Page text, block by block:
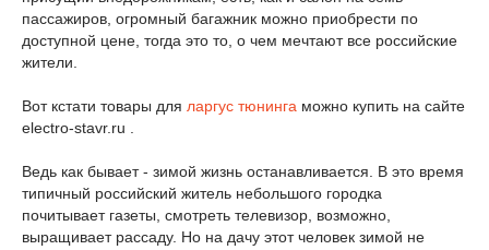
пассажиров, огромный багажник можно приобрести по
доступной цене, тогда это то, о чем мечтают все российские
жители.
Вот кстати товары для ларгус тюнинга можно купить на сайте
electro-stavr.ru .
Ведь как бывает - зимой жизнь останавливается. В это время
типичный российский житель небольшого городка
почитывает газеты, смотреть телевизор, возможно,
выращивает рассаду. Но на дачу этот человек зимой не